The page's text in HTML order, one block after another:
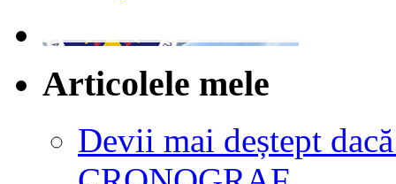
Articolele mele
Devii mai deștept